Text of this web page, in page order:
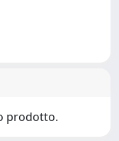
prodotto.